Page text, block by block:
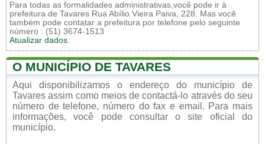
Para todas as formalidades administrativas,você pode ir à
prefeitura de Tavares Rua Abílio Vieira Paiva, 228. Mas você
também pode contatar a prefeitura por telefone pelo seguinte
número : (51) 3674-1513
Atualizar dados.
O MUNICÍPIO DE TAVARES
Aqui disponibilizamos o endereço do município de
Tavares assim como meios de contactá-lo através do seu
número de telefone, número do fax e email. Para mais
informações, você pode consultar o site oficial do
município.